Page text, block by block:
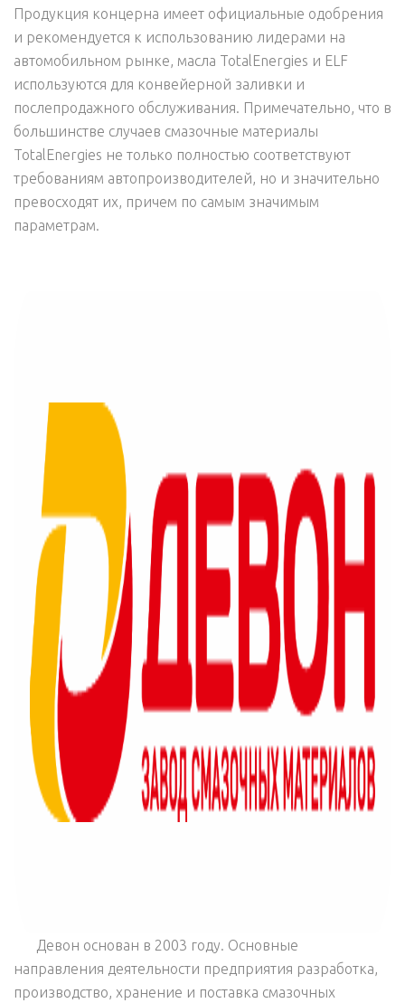
Продукция концерна имеет официальные одобрения
и рекомендуется к использованию лидерами на
автомобильном рынке, масла TotalEnergies и ELF
используются для конвейерной заливки и
послепродажного обслуживания. Примечательно, что в
большинстве случаев смазочные материалы
TotalEnergies не только полностью соответствуют
требованиям автопроизводителей, но и значительно
превосходят их, причем по самым значимым
параметрам.
Девон основан в 2003 году. Основные
направления деятельности предприятия разработка,
производство, хранение и поставка смазочных